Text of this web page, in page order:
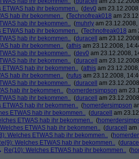
ETWAS hab ihr bekommen.. (dev0 am
hab ihr bekommen.. (Technofreak018 am
hab ihr bekommen.. (muhrly am
ETWAS hab ihr bekommen.. (Technofreak018 am
hab ihr bekommen.. (duracell
am
hab ihr bekommen.. (athis am 23.12.2008,
hab ihr bekommen.. (dev0 am 23.12.2008,
hab ihr bekommen.. (duracell
am
ETWAS hab ihr bekommen.. (athis am
hab ihr bekommen.. (rufus am 23.12.2008,
hab ihr bekommen.. (duracell
am
hab ihr bekommen.. (homerdersimpson am
hab ihr bekommen.. (duracell
am
ETWAS hab ihr bekommen.. (homerdersimpson
ETWAS hab ihr bekommen.. (duracell
am
ETWAS hab ihr bekommen.. (
ETWAS hab ihr bekommen.. (duracell
am
Welches ETWAS hab ihr bekommen.. (
Welches ETWAS hab ihr bekommen.. (
Re(10): Welches ETWAS hab ihr bekommen.. (